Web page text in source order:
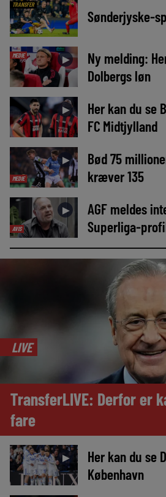
TRANSFER
Sønderjyske-
MEDIE ►
Ny melding:
Dolbergs løn
►
Her kan du se
FC Midtjylland
MEDIE
►
Bød 75
kræver 135
AVIS
►
AGF meldes
Superliga-
LIVE
TransferLIVE: Derfor er
fare
►
Her kan du se
København